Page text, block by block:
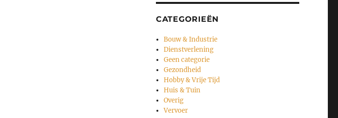
CATEGORIEËN
Bouw & Industrie
Dienstverlening
Geen categorie
Gezondheid
Hobby & Vrije Tijd
Huis & Tuin
Overig
Vervoer